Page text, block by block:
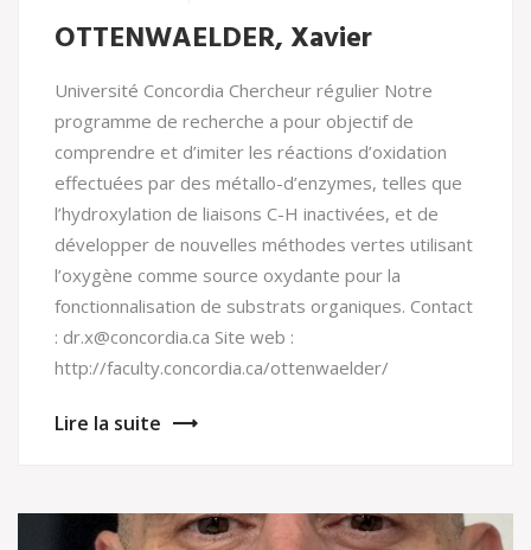
OTTENWAELDER, Xavier
Université Concordia Chercheur régulier Notre
programme de recherche a pour objectif de
comprendre et d’imiter les réactions d’oxidation
effectuées par des métallo-d’enzymes, telles que
l’hydroxylation de liaisons C-H inactivées, et de
développer de nouvelles méthodes vertes utilisant
l’oxygène comme source oxydante pour la
fonctionnalisation de substrats organiques. Contact
: dr.x@concordia.ca Site web :
http://faculty.concordia.ca/ottenwaelder/
Lire la suite